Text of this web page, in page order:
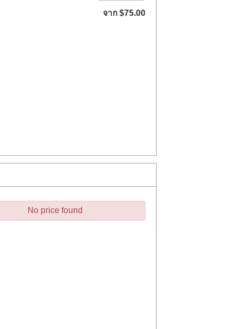
จาก $75.00
No price found